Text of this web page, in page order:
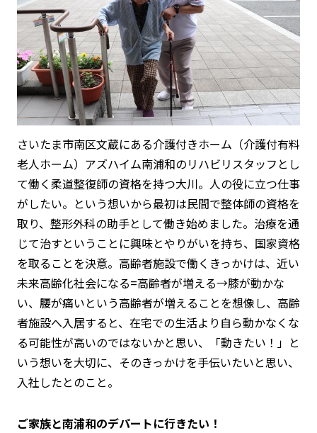
さいたま市南区文蔵にある介護付きホーム（介護付有料
老人ホーム）アズハイム南浦和のリハビリスタッフとし
て働く柔道整復師の資格を持つ大川。人の役に立つ仕事
がしたい。という想いから最初は民間で整体師の資格を
取り、整形外科の助手として働き始めました。治療を通
じて治すということに興味とやりがいを持ち、国家資格
を取ることを決意。高齢者施設で働くきっかけは、近い
未来高齢化社会になる=高齢者が増える→膝が動かな
い、腰が痛いという高齢者が増えることを想像し、高齢
者施設へ入居すると、在宅での生活より自ら動かなくな
る可能性が高いのではないかと思い、「動きたい！」と
いう想いを大切に、そのきっかけを手伝いたいと思い、
入社したとのこと。
ご家族と南浦和のデパートに行きたい！